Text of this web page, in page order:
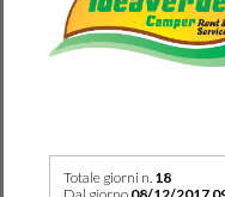
Totale giorni n. 18